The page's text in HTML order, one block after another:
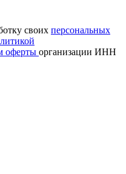
своих персональных
оферты организации ИНН